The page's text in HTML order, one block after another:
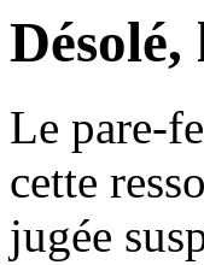
Désolé,
Le pare-
cette
jugée